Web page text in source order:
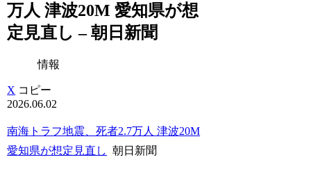
万人 津波20M 愛知県が想
定見直し – 朝日新聞
情報
X コピー
2026.06.02
南海トラフ地震、死者2.7万人 津波20M
愛知県が想定見直し 朝日新聞